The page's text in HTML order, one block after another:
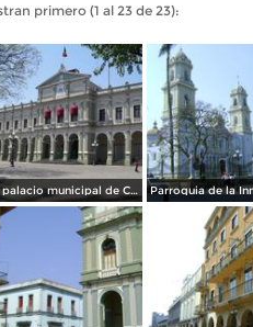
primero (1 al 23 de 23):
El palacio municipal de Cordoba